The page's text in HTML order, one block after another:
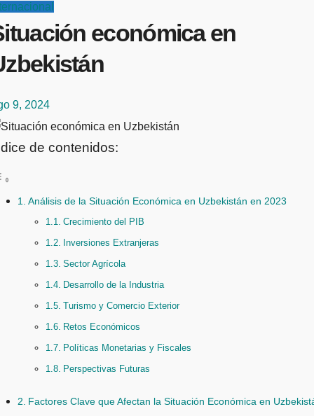
económica en
9, 2024
de contenidos:
Análisis de la Situación Económica en Uzbekistán en 2023
Crecimiento del PIB
Inversiones Extranjeras
Sector Agrícola
Desarrollo de la Industria
Turismo y Comercio Exterior
Retos Económicos
Políticas Monetarias y Fiscales
Perspectivas Futuras
Factores Clave que Afectan la Situación Económica en